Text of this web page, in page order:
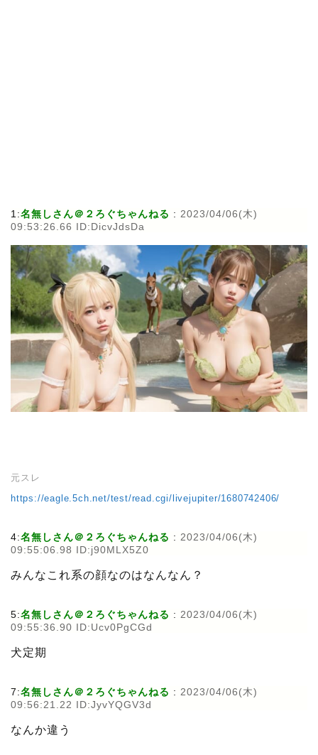
1:名無しさん＠２ろぐちゃんねる : 2023/04/06(木)
09:53:26.66 ID:DicvJdsDa
元スレ
https://eagle.5ch.net/test/read.cgi/livejupiter/1680742406/
4:名無しさん＠２ろぐちゃんねる : 2023/04/06(木)
09:55:06.98 ID:j90MLX5Z0
みんなこれ系の顔なのはなんなん？
5:名無しさん＠２ろぐちゃんねる : 2023/04/06(木)
09:55:36.90 ID:Ucv0PgCGd
犬定期
7:名無しさん＠２ろぐちゃんねる : 2023/04/06(木)
09:56:21.22 ID:JyvYQGV3d
なんか違う